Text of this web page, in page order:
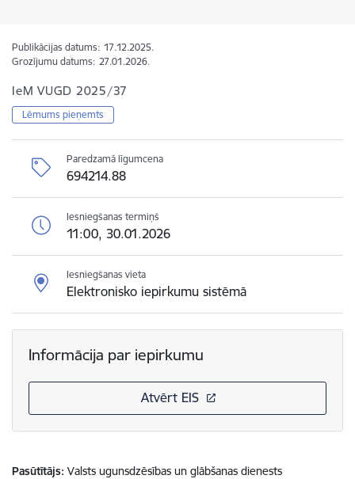
Publikācijas datums: 17.12.2025.
Grozījumu datums: 27.01.2026.
IeM VUGD 2025/37
Lēmums pieņemts
Paredzamā līgumcena
694214.88
Iesniegšanas termiņš
11:00, 30.01.2026
Iesniegšanas vieta
Elektronisko iepirkumu sistēmā
Informācija par iepirkumu
Atvērt EIS
Pasūtītājs Valsts ugunsdzēsības un glābšanas dienests